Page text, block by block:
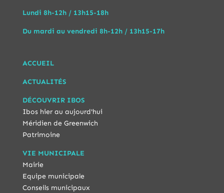
Lundi 8h-12h / 13h15-18h
Du mardi au vendredi 8h-12h / 13h15-17h
ACCUEIL
ACTUALITÉS
DÉCOUVRIR IBOS
Ibos hier au aujourd'hui
Méridien de Greenwich
Patrimoine
VIE MUNICIPALE
Mairie
Equipe municipale
Conseils municipaux